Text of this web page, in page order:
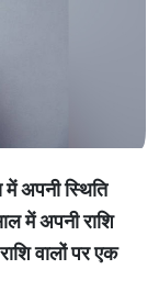
अपनी स्थिति
में अपनी राशि
वालों पर एक